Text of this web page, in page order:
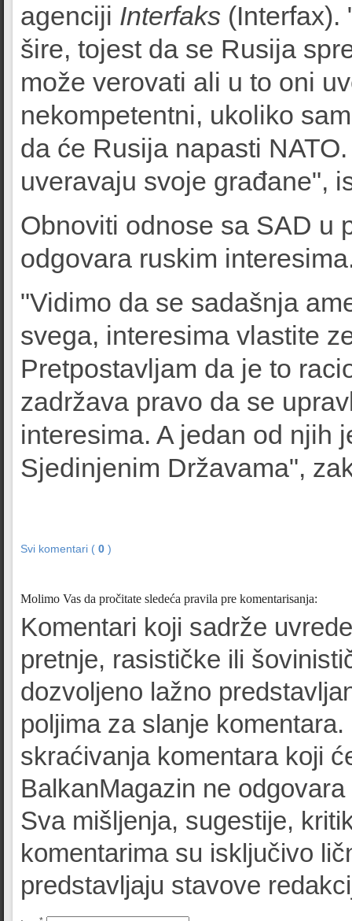
agenciji Interfaks (Interfax).
šire, tojest da se Rusija
može verovati ali u to oni
nekompetentni, ukoliko
da će Rusija napasti
uveravaju svoje građane",
Obnoviti odnose sa SAD u
odgovara ruskim
"Vidimo da se sadašnja
svega, interesima vlastite
Pretpostavljam da je to
zadržava pravo da se
interesima. A jedan od njih
Sjedinjenim Državama",
Svi komentari ( 0 )
Molimo Vas da pročitate sledeća pravila pre komentarisanja:
Komentari koji sadrže
pretnje, rasističke ili
dozvoljeno lažno
poljima za slanje
skraćivanja komentara koji
BalkanMagazin ne
Sva mišljenja, sugestije,
komentarima su isključivo
predstavljaju stavove